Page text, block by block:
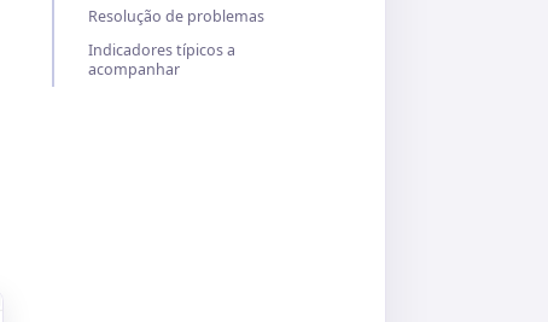
Resolução de problemas
Indicadores típicos a
acompanhar